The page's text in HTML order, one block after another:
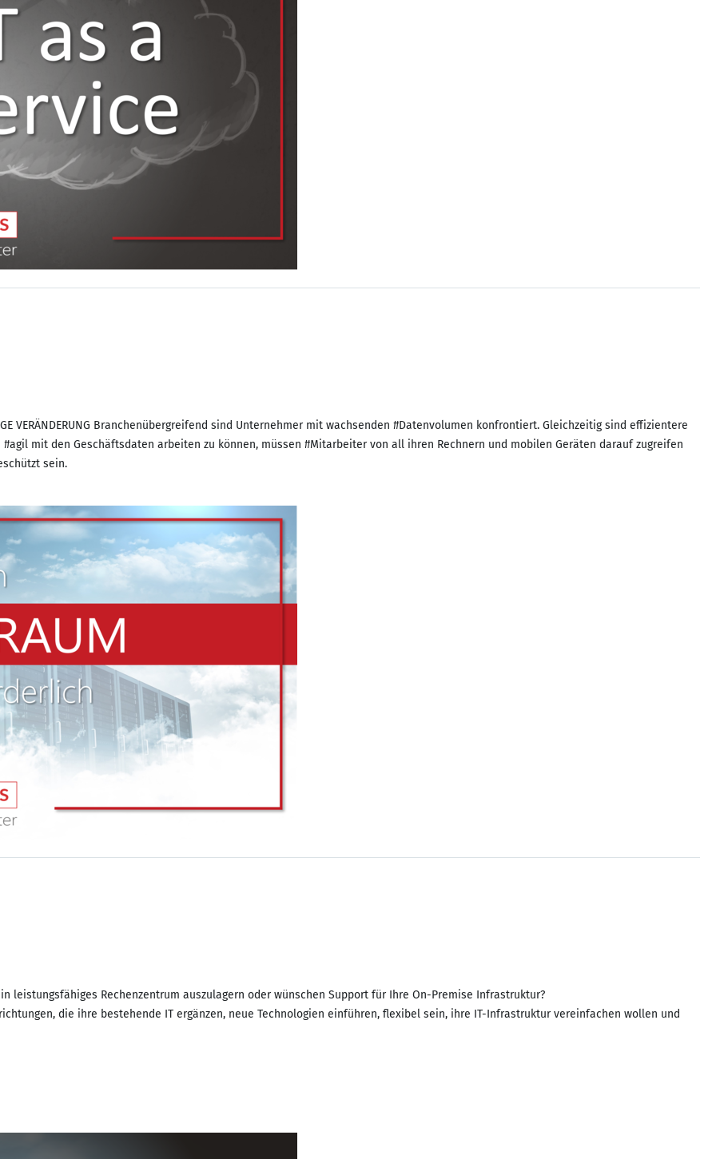
VERÄNDERUNG Branchenübergreifend sind Unternehmer mit wachsenden #Datenvolumen konfrontiert. Gleichzeitig sind effizientere
mit den Geschäftsdaten arbeiten zu können, müssen #Mitarbeiter von all ihren Rechnern und mobilen Geräten darauf zugreifen
sein.
leistungsfähiges Rechenzentrum auszulagern oder wünschen Support für Ihre On-Premise Infrastruktur?
die ihre bestehende IT ergänzen, neue Technologien einführen, flexibel sein, ihre IT-Infrastruktur vereinfachen wollen und